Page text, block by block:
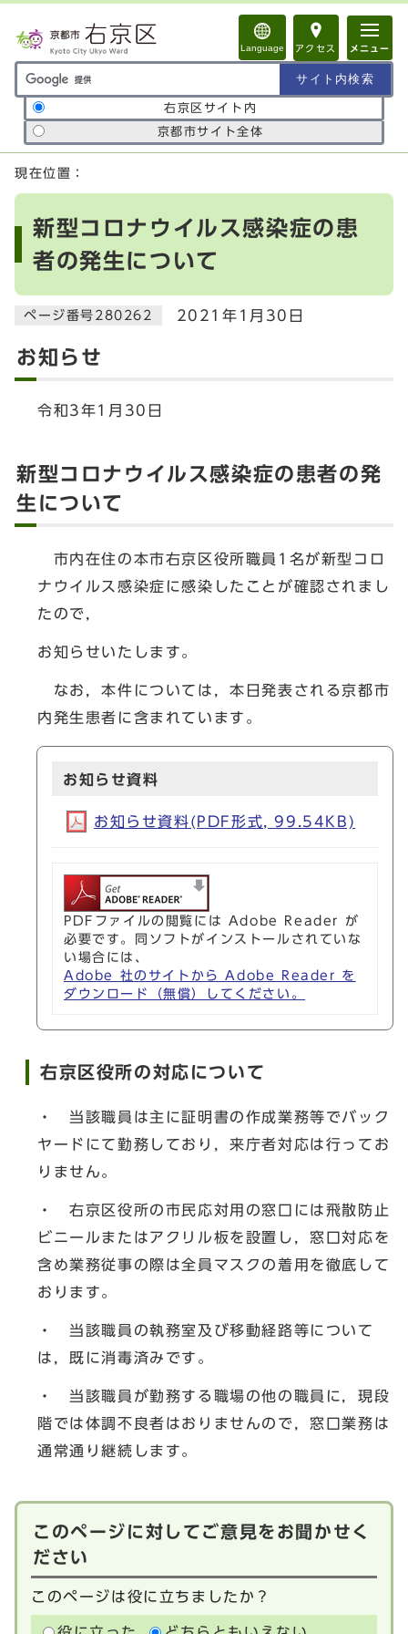
Language アクセス メニュー
サイト内検索の範囲
右京区サイト内
京都市サイト全体
ここから本文です
現在位置：
新型コロナウイルス感染症の患
者の発生について
ページ番号280262 2021年1月30日
お知らせ
令和3年1月30日
新型コロナウイルス感染症の患者の発
生について
市内在住の本市右京区役所職員1名が新型コロ
ナウイルス感染症に感染したことが確認されまし
たので，
お知らせいたします。
なお，本件については，本日発表される京都市
内発生患者に含まれています。
お知らせ資料
お知らせ資料(PDF形式, 99.54KB)
PDFファイルの閲覧には Adobe Reader が
必要です。同ソフトがインストールされていな
い場合には、
Adobe 社のサイトから Adobe Reader を
ダウンロード（無償）してください。
右京区役所の対応について
・ 当該職員は主に証明書の作成業務等でバック
ヤードにて勤務しており，来庁者対応は行ってお
りません。
・ 右京区役所の市民応対用の窓口には飛散防止
ビニールまたはアクリル板を設置し，窓口対応を
含め業務従事の際は全員マスクの着用を徹底して
おります。
・ 当該職員の執務室及び移動経路等について
は，既に消毒済みです。
・ 当該職員が勤務する職場の他の職員に，現段
階では体調不良者はおりませんので，窓口業務は
通常通り継続します。
このページに対してご意見をお聞かせく
ださい
このページは役に立ちましたか？